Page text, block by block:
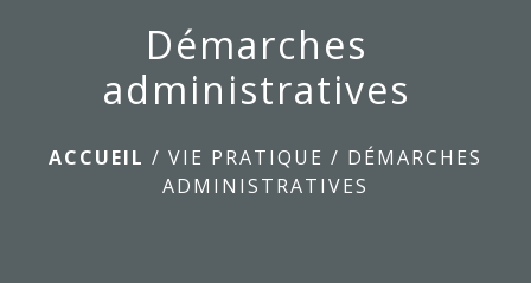
Démarches
administratives
ACCUEIL / VIE PRATIQUE / DÉMARCHES
ADMINISTRATIVES